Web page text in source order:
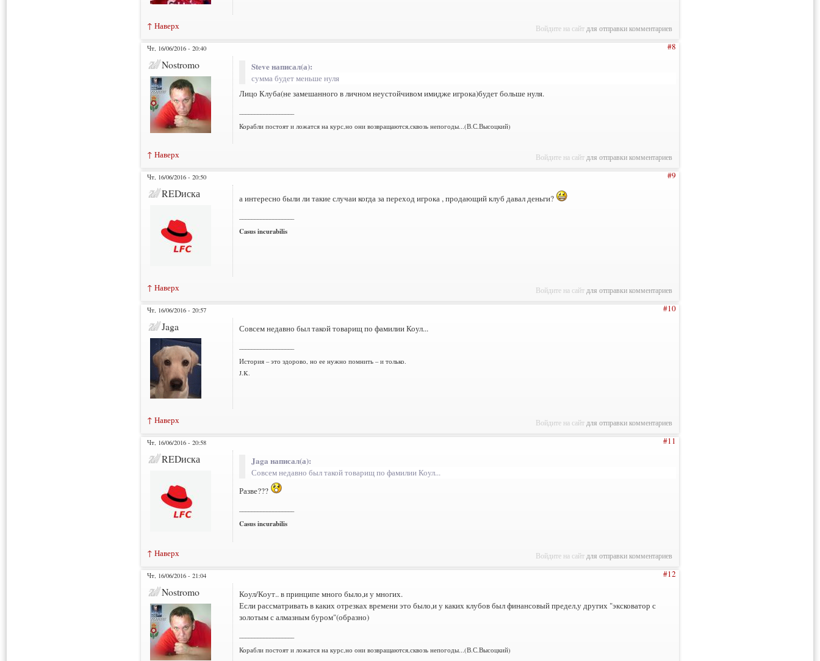
↑ Наверх Войдите на сайт для отправки комментариев
Чт, 16/06/2016 - 20:40 #8
Nostromo Steve написал(а):
сумма будет меньше нуля
Лицо Клуба(не замешанного в личном неустойчивом имидже игрока)будет больше нуля.
Корабли постоят и ложатся на курс,но они возвращаются,сквозь непогоды...(В.С.Высоцкий)
↑ Наверх Войдите на сайт для отправки комментариев
Чт, 16/06/2016 - 20:50 #9
REDиска а интересно были ли такие случаи когда за переход игрока , продающий клуб давал деньги?
Casus incurabilis
↑ Наверх Войдите на сайт для отправки комментариев
Чт, 16/06/2016 - 20:57 #10
Jaga Совсем недавно был такой товарищ по фамилии Коул...
История – это здорово, но ее нужно помнить – и только.
J.K.
↑ Наверх Войдите на сайт для отправки комментариев
Чт, 16/06/2016 - 20:58 #11
REDиска Jaga написал(а):
Совсем недавно был такой товарищ по фамилии Коул...
Разве???
Casus incurabilis
↑ Наверх Войдите на сайт для отправки комментариев
Чт, 16/06/2016 - 21:04 #12
Nostromo
Коул/Коут.. в принципе много было,и у многих.
Если рассматривать в каких отрезках времени это было,и у каких клубов был финансовый предел,у других "эксковатор с
золотым с алмазным буром"(образно)
Корабли постоят и ложатся на курс,но они возвращаются,сквозь непогоды...(В.С.Высоцкий)